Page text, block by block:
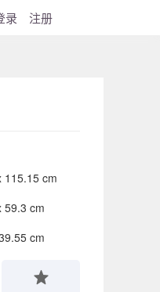
录 注册
115.15 cm
59.3 cm
cm